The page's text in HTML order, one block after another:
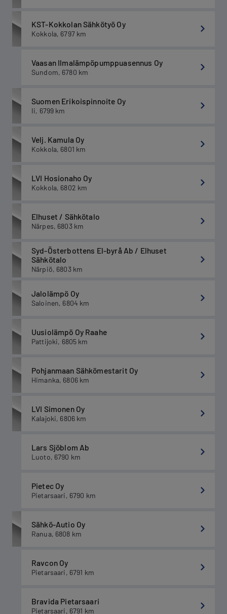
KST-Kokkolan Sähkötyö Oy
Kokkola, 6797 km
Vaasan Ilmalämpöpumppuasennus Oy
Sundom, 6780 km
Suomen Erikoispinnoite Oy
Ii, 6799 km
Velj. Kamula Oy
Kokkola, 6801 km
LVI Hosionaho Oy
Kokkola, 6802 km
Elhuset / Sähkötalo
Närpes, 6803 km
Syd-Österbottens El-byrå Ab / Elhuset
Sähkötalo
Närpiö, 6803 km
Jalolämpö Oy
Saloinen, 6804 km
Uusiolämpö Oy Raahe
Pattijoki, 6805 km
Pohjanmaan Sähkömestarit Oy
Himanka, 6806 km
LVI Simonen Oy
Kalajoki, 6806 km
Lars Sjöblom Ab
Luoto, 6790 km
Pietec Oy
Pietarsaari, 6790 km
Sähkö-Autio Oy
Ranua, 6808 km
Ravcon Oy
Pietarsaari, 6791 km
Bravida Pietarsaari
Pietarsaari, 6791 km